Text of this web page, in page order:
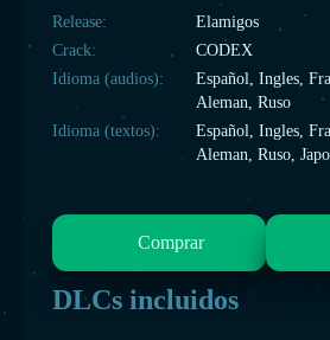
Release:
Elamigos
Crack:
CODEX
Idioma (audios):
Español, Ingles,
Aleman, Ruso
Idioma (textos):
Español, Ingles,
Aleman, Ruso,
Comprar
DLCs incluidos